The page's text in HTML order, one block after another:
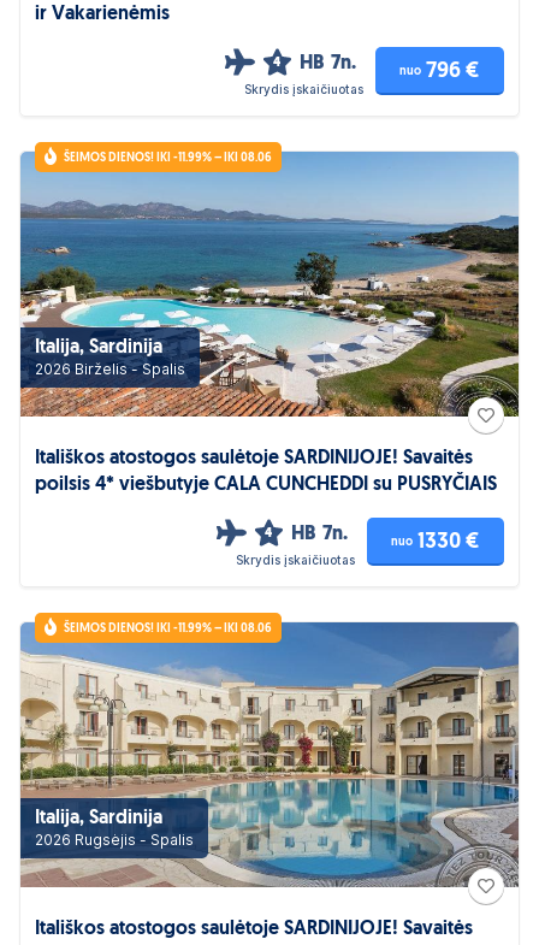
ir Vakarienėmis
4 HB 7n.
Skrydis įskaičiuotas
nuo 796 €
ŠEIMOS DIENOS! IKI -11.99% – IKI 08.06
Italija, Sardinija
2026 Birželis - Spalis
Itališkos atostogos saulėtoje SARDINIJOJE! Savaitės
poilsis 4* viešbutyje CALA CUNCHEDDI su PUSRYČIAIS
4 HB 7n.
Skrydis įskaičiuotas
nuo 1330 €
ŠEIMOS DIENOS! IKI -11.99% – IKI 08.06
Italija, Sardinija
2026 Rugsėjis - Spalis
Itališkos atostogos saulėtoje SARDINIJOJE! Savaitės